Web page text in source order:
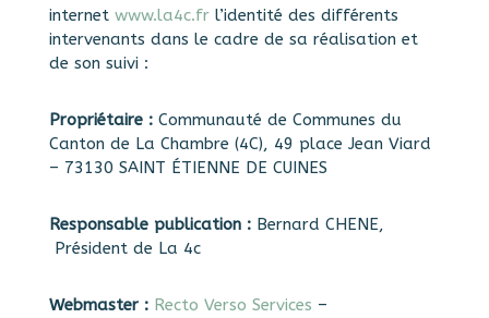
internet www.la4c.frl’identité des différents
intervenants dans le cadre de sa réalisation et
de son suivi :
Propriétaire :Communauté de Communes du
Canton de La Chambre (4C), 49 place Jean Viard
– 73130 SAINT ÉTIENNE DE CUINES
Responsable publication :Bernard CHENE,
Président de La 4c
Webmaster : Recto Verso Services –